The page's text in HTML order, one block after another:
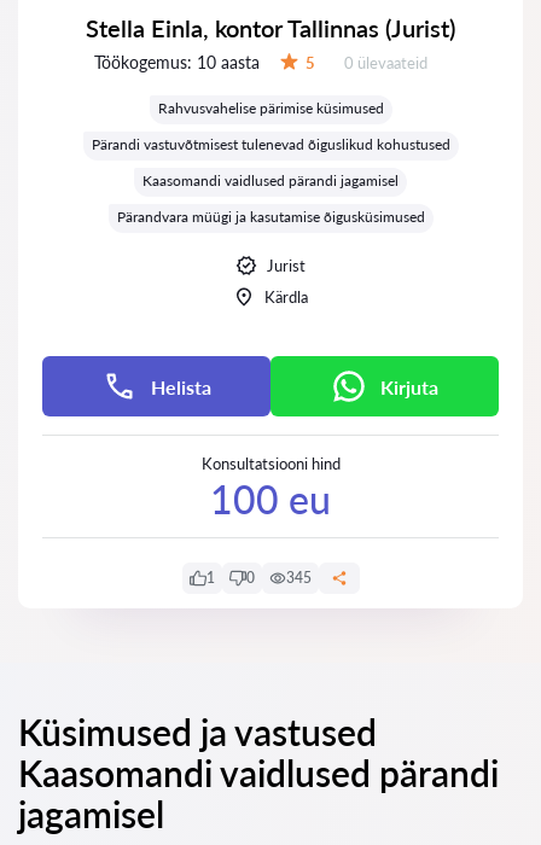
Stella Einla, kontor Tallinnas (Jurist)
Töökogemus: 10 aasta 5 Ülevaateid:
0 ülevaateid
Rahvusvahelise pärimise küsimused
Pärandi vastuvõtmisest tulenevad õiguslikud kohustused
Kaasomandi vaidlused pärandi jagamisel
Pärandvara müügi ja kasutamise õigusküsimused
Jurist
Kärdla
Helista Kirjuta
Konsultatsiooni hind
100 eu
1 0 345
Küsimused ja vastused
Kaasomandi vaidlused pärandi
jagamisel